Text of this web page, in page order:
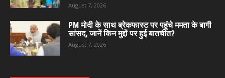
August 7, 2026
PM मोदी के साथ ब्रेकफास्ट पर पहुंचे ममता के बागी
सांसद, जानें किन मुद्दों पर हुई बातचीत?
August 7, 2026